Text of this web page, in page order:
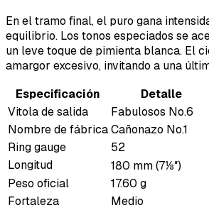
En el tramo final, el puro gana
equilibrio. Los tonos especiados se
un leve toque de pimienta blanca. El
amargor excesivo, invitando a una
Especificación
Detalle
Vitola de salida
Fabulosos No.6
Nombre de fábricaCañonazo No.1
Ring gauge
52
Longitud
180 mm (7⅛″)
Peso oficial
17.60 g
Fortaleza
Medio